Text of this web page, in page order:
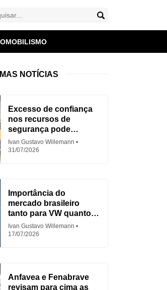
NOTÍCIAS
Excesso de confiança
nos recursos de
segurança pode
aumentar acidentes
Ivan Gustavo Willemann
31/07/2026
Importância do
mercado brasileiro
tanto para VW quanto
para Fiat
Ivan Gustavo Willemann
17/07/2026
Anfavea e Fenabrave
revisam para cima as